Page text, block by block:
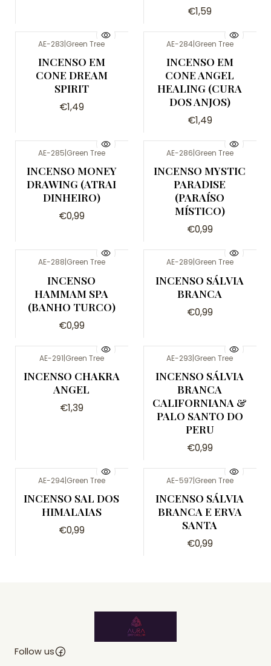
€1,59
AE-283|Green Tree
INCENSO EM
CONE DREAM
SPIRIT
€1,49
AE-284|Green Tree
INCENSO EM
CONE ANGEL
HEALING (CURA
DOS ANJOS)
€1,49
AE-285|Green Tree
INCENSO MONEY
DRAWING (ATRAI
DINHEIRO)
€0,99
AE-286|Green Tree
INCENSO MYSTIC
PARADISE
(PARAÍSO
MÍSTICO)
€0,99
AE-288|Green Tree
INCENSO
HAMMAM SPA
(BANHO TURCO)
€0,99
AE-289|Green Tree
INCENSO SÁLVIA
BRANCA
€0,99
AE-291|Green Tree
INCENSO CHAKRA
ANGEL
€1,39
AE-293|Green Tree
INCENSO SÁLVIA
BRANCA
CALIFORNIANA &
PALO SANTO DO
PERU
€0,99
AE-294|Green Tree
INCENSO SAL DOS
HIMALAIAS
€0,99
AE-597|Green Tree
INCENSO SÁLVIA
BRANCA E ERVA
SANTA
€0,99
Follow us